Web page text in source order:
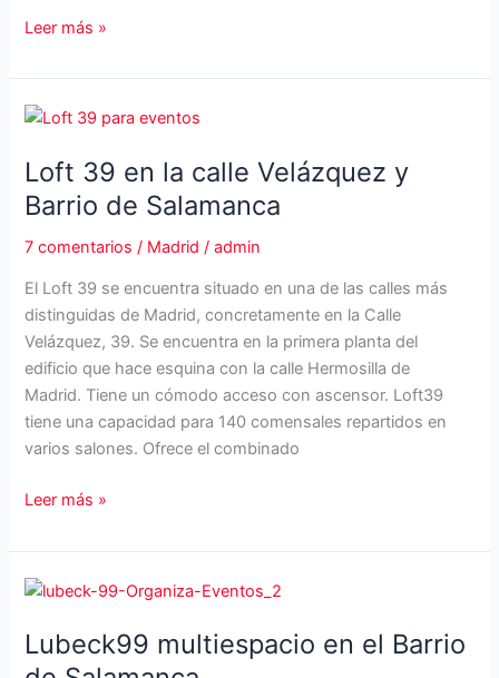
Palacio
Neptuno:
Multiespacio
Leer más »
Loft 39 en la calle Velázquez y
Barrio de Salamanca
7 comentarios / Madrid /admin
El Loft 39 se encuentra situado en una de las calles más
distinguidas de Madrid, concretamente en la Calle
Velázquez, 39. Se encuentra en la primera planta del
edificio que hace esquina con la calle Hermosilla de
Madrid. Tiene un cómodo acceso con ascensor. Loft39
tiene una capacidad para 140 comensales repartidos en
varios salones. Ofrece el combinado
Loft
en
la
Velázquez
y
Leer más »
Lubeck99 multiespacio en el Barrio